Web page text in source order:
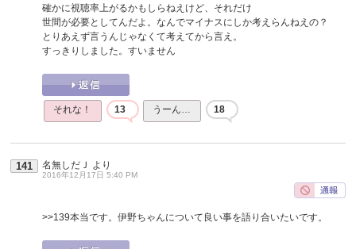
確かに視聴率上がるかもしらねえけど、それだけ
世間が必要としてんだよ。なんでマイナスにしか考えらんねえの？
とりあえず言うんじゃなくて考えてから言え。
すっきりしました。すいません
それな！ 13 うーん… 18
141 名無しだＪ より
2016年12月17日 5:40 PM
>>139本当です。伊野ちゃんについて良い事を語り合いたいです。